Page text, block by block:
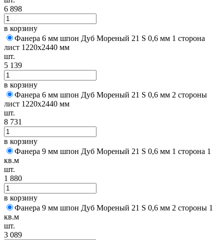
6 898
в корзину
Фанера 6 мм шпон Дуб Мореный 21 S 0,6 мм 1 сторона
лист 1220х2440 мм
шт.
5 139
в корзину
Фанера 6 мм шпон Дуб Мореный 21 S 0,6 мм 2 стороны
лист 1220х2440 мм
шт.
8 731
в корзину
Фанера 9 мм шпон Дуб Мореный 21 S 0,6 мм 1 сторона 1
кв.м
шт.
1 880
в корзину
Фанера 9 мм шпон Дуб Мореный 21 S 0,6 мм 2 стороны 1
кв.м
шт.
3 089